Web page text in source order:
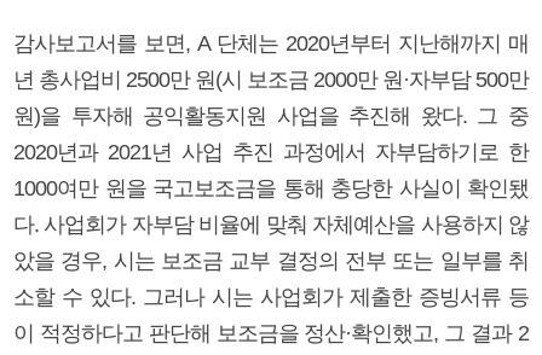
감사보고서를 보면, A 단체는 2020년부터 지난해까지 매
년 총사업비 2500만 원(시 보조금 2000만 원·자부담 500만
원)을 투자해 공익활동지원 사업을 추진해 왔다. 그 중
2020년과 2021년 사업 추진 과정에서 자부담하기로 한
1000여만 원을 국고보조금을 통해 충당한 사실이 확인됐
다. 사업회가 자부담 비율에 맞춰 자체예산을 사용하지 않
았을 경우, 시는 보조금 교부 결정의 전부 또는 일부를 취
소할 수 있다. 그러나 시는 사업회가 제출한 증빙서류 등
이 적정하다고 판단해 보조금을 정산·확인했고, 그 결과 2